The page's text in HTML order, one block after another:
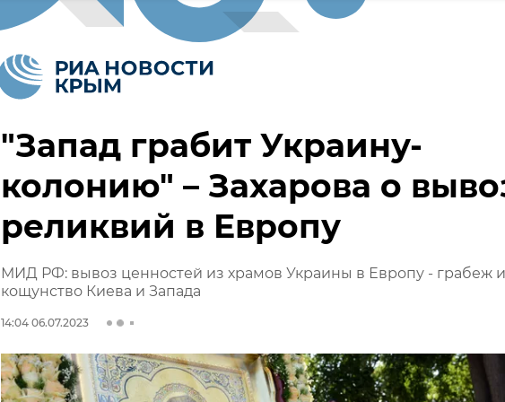
"Запад грабит Украину-
колонию" – Захарова о
реликвий в Европу
МИД РФ: вывоз ценностей из храмов Украины в Европу - грабеж и
кощунство Киева и Запада
14:04 06.07.2023